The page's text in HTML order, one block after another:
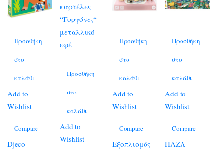
Προσθήκη
στο
καλάθι
Add to
Wishlist
Compare
Djeco
Προσθήκη
στο
καλάθι
Add to
Wishlist
Προσθήκη
στο
καλάθι
Add to
Wishlist
Compare
Εξοπλισμός
Προσθήκη
στο
καλάθι
Add to
Wishlist
Compare
ΠΑΖΛ